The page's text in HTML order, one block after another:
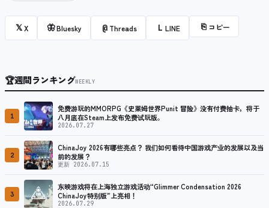
𝕏X 🦋Bluesky @ Threads L LINE ⎘ コピー
🏆週間ランキングWEEKLY
1
免费游玩的MMORPG《史莱姆世界Punit 冒险》没有付费抽卡，将于
八月底在Steam上发布免费试玩版。
2026.07.27
2
ChinaJoy 2026有哪些亮点？ 我们如何看待中国游戏产业的发展以及当
前的发展？
更新 2026.07.15
3
东映游戏将在上海独立游戏活动“Glimmer Condensation 2026
ChinaJoy特别版”上亮相！
2026.07.29